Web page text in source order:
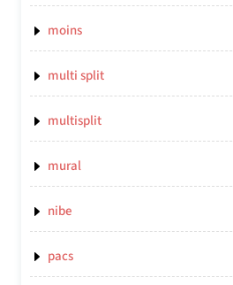
moins
multi split
multisplit
mural
nibe
pacs